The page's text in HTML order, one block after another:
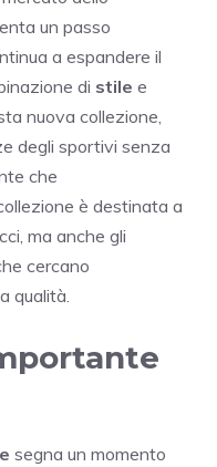
un passo
a espandere il
di stile e
nuova collezione,
degli sportivi senza
che
è destinata a
ma anche gli
cercano
qualità.
segna un momento